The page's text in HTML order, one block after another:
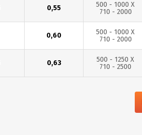
0,55
500 - 1000 Х
710 - 2000
0,60
500 - 1000 Х
710 - 2000
0,63
500 - 1250 Х
710 - 2500